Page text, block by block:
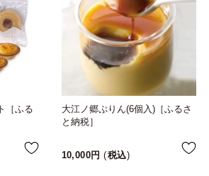
［ふる
大江ノ郷ぷりん(6個入)［ふるさ
と納税］
10,000 税込